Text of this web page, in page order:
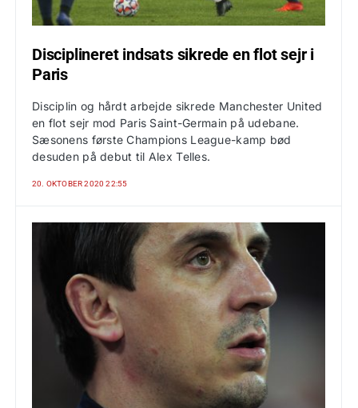
Disciplineret indsats sikrede en flot sejr i
Paris
Disciplin og hårdt arbejde sikrede Manchester United
en flot sejr mod Paris Saint-Germain på udebane.
Sæsonens første Champions League-kamp bød
desuden på debut til Alex Telles.
20. OKTOBER 2020 22:55